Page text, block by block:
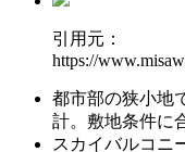
引用元：
https://
都市部の狭小地
計。敷地条件に
スカイバルコニ